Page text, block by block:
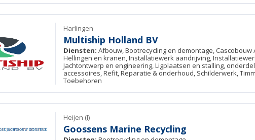
Harlingen
Multiship Holland BV
Diensten: Afbouw, Bootrecycling en demontage, Cascobouw
Hellingen en kranen, Installatiewerk aandrijving,
Jachtontwerp en engineering, Ligplaatsen en stalling,
accessoires, Refit, Reparatie & onderhoud, Schilderwerk,
Toebehoren
Heijen (l)
Goossens Marine Recycling